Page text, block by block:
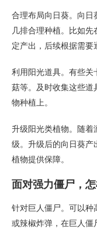
合理布局向日葵。向日
几排合理种植。比如
定产出，后续根据需要
利用阳光道具。有些关
菇等。及时收集这些道
物种植上。
升级阳光类植物。随着
级。升级后的向日葵产
植物提供保障。
面对强力僵尸，
针对巨人僵尸。可以种
或辣椒炸弹，在巨人僵